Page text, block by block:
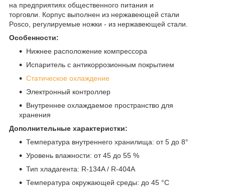
на предприятиях общественного питания и
торговли. Корпус выполнен из нержавеющей стали
Posco, регулируемые ножки - из нержавеющей стали.
Особенности:
Нижнее расположение компрессора
Испаритель с антикоррозионным покрытием
Статическое охлаждение
Электронный контроллер
Внутреннее охлаждаемое пространство для
хранения
Дополнительные характеристки:
Температура внутреннего хранилища: от 5 до 8°
Уровень влажности: от 45 до 55 %
Тип хладагента: R-134A / R-404A
Температура окружающей среды: до 45 °С